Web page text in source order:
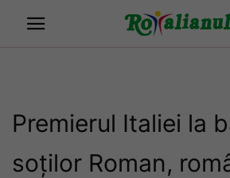
Premierul Italiei la
soților Roman,